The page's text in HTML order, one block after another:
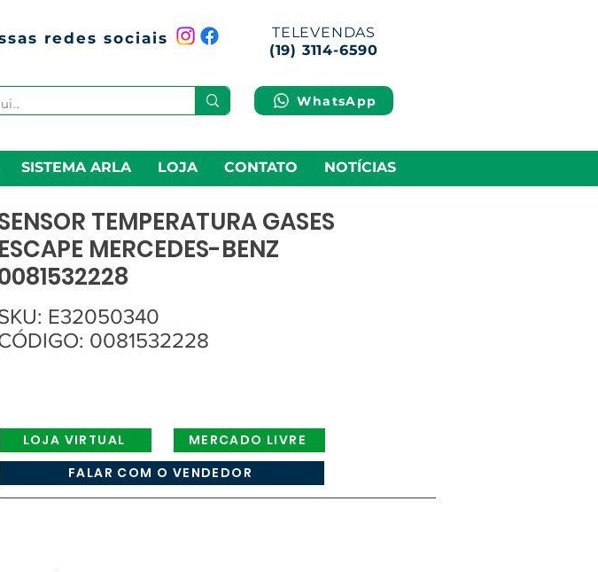
redes sociais
TELEVENDAS
(19) 3114-6590
WhatsApp
SISTEMA ARLA LOJA CONTATO NOTÍCIAS
TEMPERATURA GASES
ESCAPE MERCEDES-BENZ
E32050340
0081532228
LOJA VIRTUAL
MERCADO LIVRE
FALAR COM O VENDEDOR